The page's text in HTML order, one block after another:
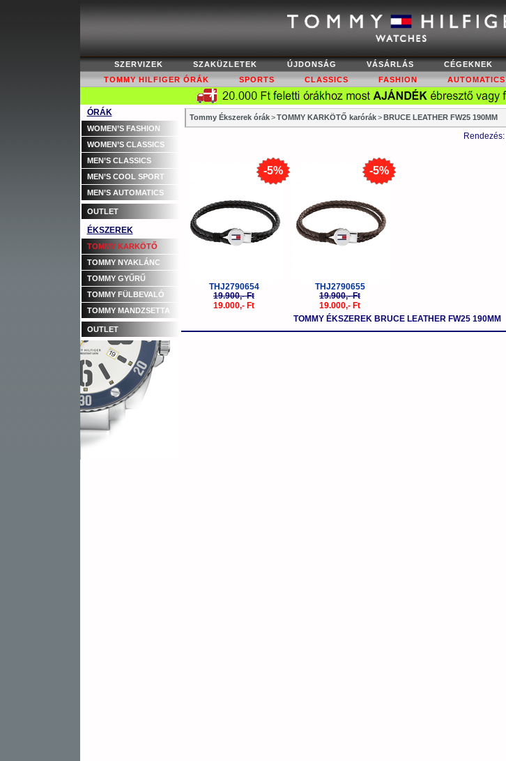
SZERVIZEK SZAKÜZLETEK ÚJDONSÁG VÁSÁRLÁS CÉGEKNEK
TOMMY HILFIGER ÓRÁK
SPORTS CLASSICS FASHION AUTOMATICS
ÓRÁK
WOMEN’S FASHION
WOMEN’S CLASSICS
MEN’S CLASSICS
MEN’S COOL SPORT
MEN’S AUTOMATICS
OUTLET
ÉKSZEREK
TOMMY KARKÖTŐ
TOMMY NYAKLÁNC
TOMMY GYŰRŰ
TOMMY FÜLBEVALÓ
TOMMY MANDZSETTA
OUTLET
Tommy Ékszerek órák > TOMMY KARKÖTŐ karórák > BRUCE LEATHER FW25 190MM
Rendezés:
-5%
THJ2790654
19.900,- Ft
19.000,- Ft
-5%
THJ2790655
19.900,- Ft
19.000,- Ft
TOMMY ÉKSZEREK BRUCE LEATHER FW25 190MM